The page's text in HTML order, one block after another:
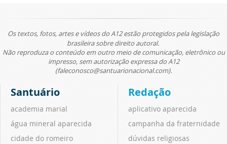
Os textos, fotos, artes e vídeos do A12 estão protegidos pela legislação
brasileira sobre direito autoral.
Não reproduza o conteúdo em outro meio de comunicação, eletrônico ou
impresso, sem autorização expressa do A12
(faleconosco@santuarionacional.com).
Santuário
academia marial
água mineral aparecida
cidade do romeiro
Redação
aplicativo aparecida
campanha da fraternidade
dúvidas religiosas